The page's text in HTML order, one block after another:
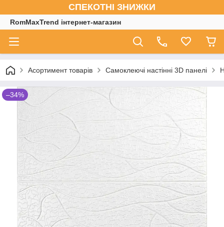
СПЕКОТНІ ЗНИЖКИ
RomMaxTrend інтернет-магазин
Асортимент товарів Самоклеючі настінні 3D панелі
–34%